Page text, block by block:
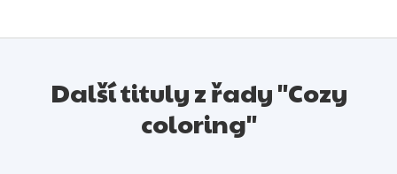
Další tituly z řady "Cozy
coloring"